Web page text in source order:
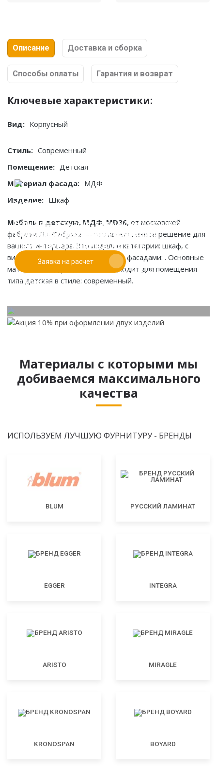
Описание Доставка и сборка
Способы оплаты Гарантия и возврат
Ключевые характеристики:
Вид: Корпусный
Стиль: Современный
Помещение: Детская
Материал фасада: МДФ
Изделие: Шкаф
Мебель в детскую, МДФ, MD36, от московской
фабрики ЛК-Фабрика — это качественное решение для
вашего интерьера. Это изделие категории: шкаф, с
видом конструкции: корпусный, и фасадами: . Основные
материалы: мдф. Идеально подходит для помещения
типа детская в стиле: современный.
Если у вас есть эскиз то вы можете отправить его
нам для предварительной оценки
Заявка на расчет
При заказе от двух изделий
действует скидка до 10%
Работаем только по индивидуальным проектам.
Адаптируем лучшие идеи дизайнеров под Ваши
потребности.
Материалы с которыми мы
добиваемся максимального
качества
ИСПОЛЬЗУЕМ ЛУЧШУЮ ФУРНИТУРУ - БРЕНДЫ
BLUM РУССКИЙ ЛАМИНАТ
EGGER INTEGRA
ARISTO MIRAGLE
KRONOSPAN BOYARD